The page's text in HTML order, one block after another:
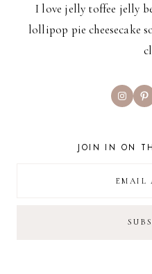
I love jelly toffee jelly
lollipop pie cheesecake
JOIN IN ON